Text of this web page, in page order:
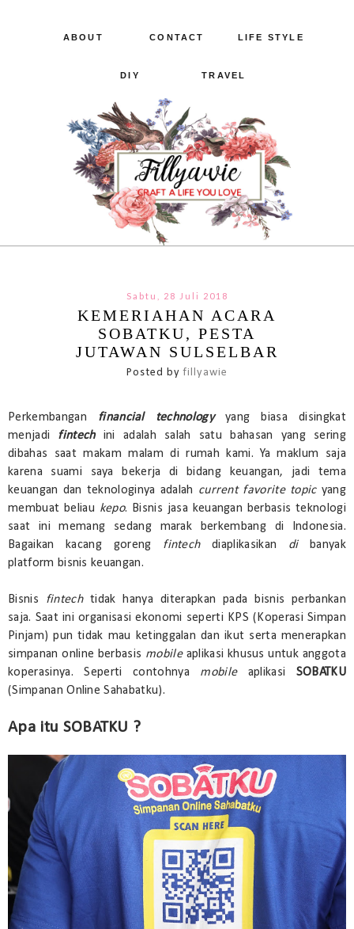
ABOUT CONTACT LIFE STYLE
DIY TRAVEL
Sabtu, 28 Juli 2018
KEMERIAHAN ACARA
SOBATKU, PESTA
JUTAWAN SULSELBAR
Posted byfillyawie
Perkembangan financial technologyyang biasa disingkat
menjadi fintech ini adalah salah satu bahasan yang sering
dibahas saat makam malam di rumah kami. Ya maklum saja
karena suami saya bekerja di bidang keuangan, jadi tema
keuangan dan teknologinya adalah current favorite topicyang
membuat beliau kepo. Bisnis jasa keuangan berbasis teknologi
saat ini memang sedang marak berkembang di Indonesia.
Bagaikan kacang goreng fintechdiaplikasikan di
banyak
platform bisnis keuangan.
Bisnis fintech tidak hanya diterapkan pada bisnis perbankan
saja. Saat ini organisasi ekonomi seperti KPS (Koperasi Simpan
Pinjam) pun tidak mau ketinggalan dan ikut serta menerapkan
simpanan online berbasis mobile aplikasi khusus untuk anggota
koperasinya. Seperti contohnya mobile aplikasi SOBATKU
(Simpanan Online Sahabatku).
Apa itu SOBATKU ?